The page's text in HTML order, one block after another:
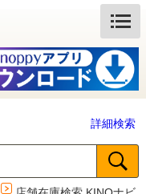
詳細検索